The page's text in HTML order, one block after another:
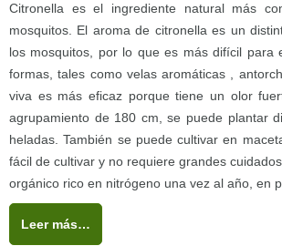
Citronella es el ingrediente natural más
mosquitos. El aroma de citronella es un
los mosquitos, por lo que es más difícil para
formas, tales como velas aromáticas ,
viva es más eficaz porque tiene un olor
agrupamiento de 180 cm, se puede plantar
heladas. También se puede cultivar en
fácil de cultivar y no requiere grandes
orgánico rico en nitrógeno una vez al año, en
Leer más…